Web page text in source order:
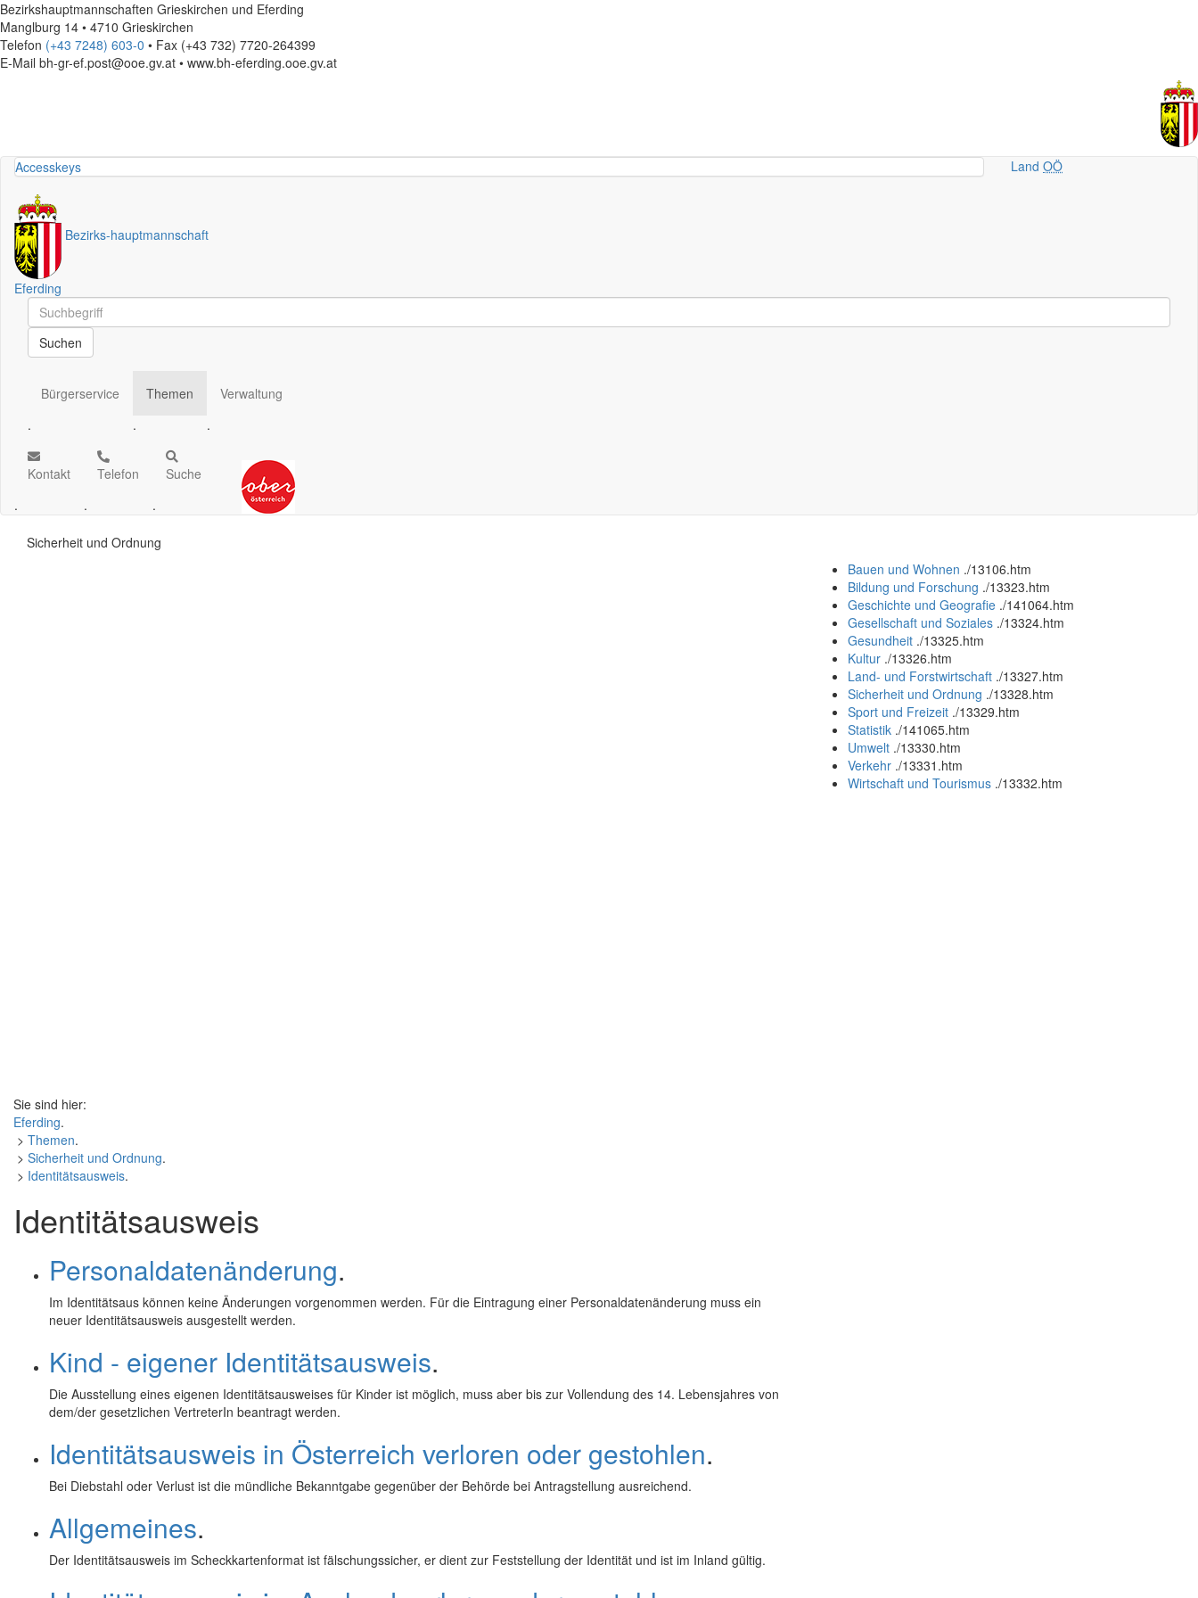
Bezirkshauptmannschaften Grieskirchen und Eferding
Manglburg 14 • 4710 Grieskirchen
Telefon (+43 7248) 603-0 • Fax (+43 732) 7720-264399
E-Mail bh-gr-ef.post@ooe.gv.at • www.bh-eferding.ooe.gv.at
Accesskeys LandOÖ
Bezirks-hauptmannschaft
Eferding
Schnellsuche
Schnellsuche
Suchen
Bürgerservice
.
Themen
.
Verwaltung
.
Kontakt
.
Telefon
.
Suche
.
Sicherheit und Ordnung
Bauen und Wohnen ./13106.htm
Bildung und Forschung ./13323.htm
Geschichte und Geografie ./141064.htm
Gesellschaft und Soziales ./13324.htm
Gesundheit ./13325.htm
Kultur ./13326.htm
Land- und Forstwirtschaft ./13327.htm
Sicherheit und Ordnung ./13328.htm
Sport und Freizeit ./13329.htm
Statistik ./141065.htm
Umwelt ./13330.htm
Verkehr ./13331.htm
Wirtschaft und Tourismus ./13332.htm
Sie sind hier:
Eferding.
> Themen.
> Sicherheit und Ordnung.
> Identitätsausweis.
Identitätsausweis
Personaldatenänderung.
Im Identitätsaus können keine Änderungen vorgenommen werden. Für die Eintragung einer Personaldatenänderung muss ein
neuer Identitätsausweis ausgestellt werden.
Kind - eigener Identitätsausweis.
Die Ausstellung eines eigenen Identitätsausweises für Kinder ist möglich, muss aber bis zur Vollendung des 14. Lebensjahres von
dem/der gesetzlichen VertreterIn beantragt werden.
Identitätsausweis in Österreich verloren oder gestohlen.
Bei Diebstahl oder Verlust ist die mündliche Bekanntgabe gegenüber der Behörde bei Antragstellung ausreichend.
Allgemeines.
Der Identitätsausweis im Scheckkartenformat ist fälschungssicher, er dient zur Feststellung der Identität und ist im Inland gültig.